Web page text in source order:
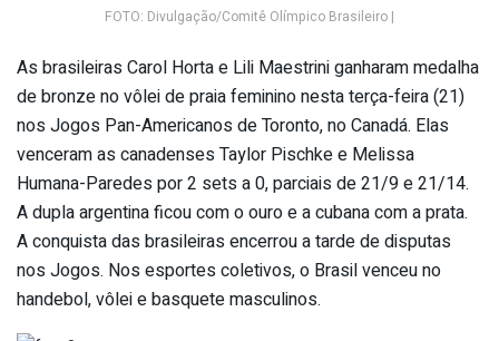
FOTO: Divulgação/Comitê Olímpico Brasileiro |
As brasileiras Carol Horta e Lili Maestrini ganharam medalha
de bronze no vôlei de praia feminino nesta terça-feira (21)
nos Jogos Pan-Americanos de Toronto, no Canadá. Elas
venceram as canadenses Taylor Pischke e Melissa
Humana-Paredes por 2 sets a 0, parciais de 21/9 e 21/14.
A dupla argentina ficou com o ouro e a cubana com a prata.
A conquista das brasileiras encerrou a tarde de disputas
nos Jogos. Nos esportes coletivos, o Brasil venceu no
handebol, vôlei e basquete masculinos.